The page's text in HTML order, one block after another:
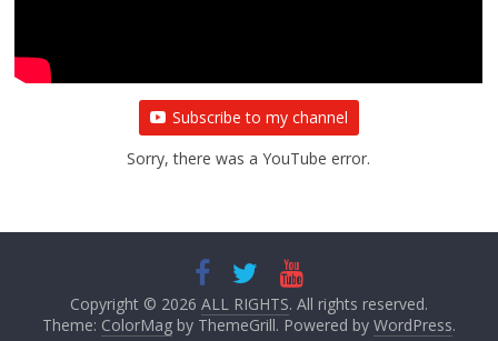
Subscribe to my channel
Sorry, there was a YouTube error.
Copyright © 2026 ALL RIGHTS. All rights reserved.
Theme: ColorMagby ThemeGrill. Powered by WordPress.